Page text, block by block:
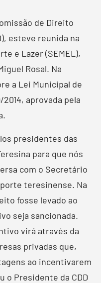
de Direito
esteve reunida na
e Lazer (SEMEL),
Rosal. Na
a Lei Municipal de
aprovada pela
presidentes das
para que nós
com o Secretário
teresinense. Na
fosse levado ao
seja sancionada.
virá através da
privadas que,
ao incentivarem
o Presidente da CDD